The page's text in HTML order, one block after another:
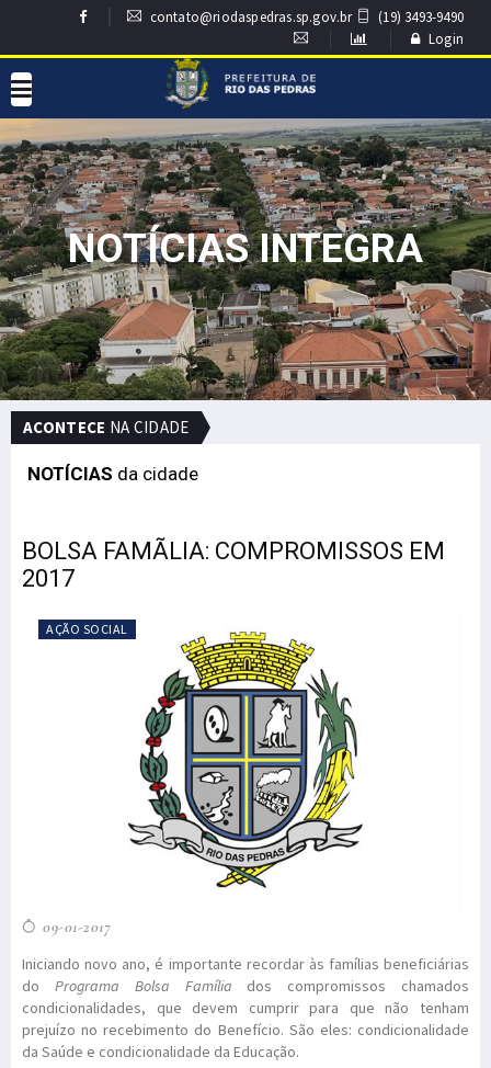
contato@riodaspedras.sp.gov.br
(19) 3493-9490
Login
NOTÍCIAS INTEGRA
ACONTECE NA CIDADE
NOTÍCIAS da cidade
BOLSA FAMÃLIA: COMPROMISSOS EM
2017
AÇÃO SOCIAL
09-01-2017
Iniciando novo ano, é importante recordar às famílias beneficiárias
do Programa Bolsa Família dos compromissos chamados
condicionalidades, que devem cumprir para que não tenham
prejuízo no recebimento do Benefício. São eles: condicionalidade
da Saúde e condicionalidade da Educação.